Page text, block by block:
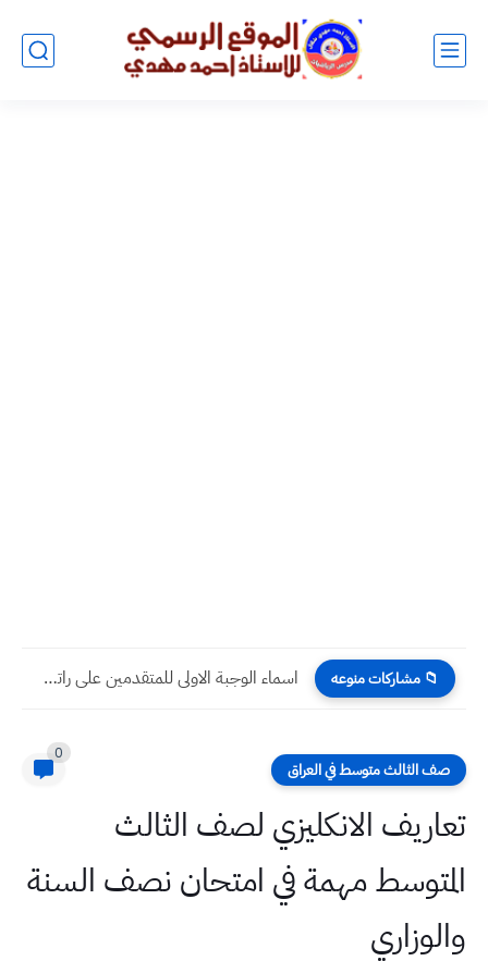
📁 مشاركات منوعه اسماء الوجبة الاولى للمتقدمين على راتب الرعاية الاجتماعية ٢٠٢٣
صف الثالث متوسط في العراق
0
تعاريف الانكليزي لصف الثالث
المتوسط مهمة في امتحان نصف السنة
والوزاري